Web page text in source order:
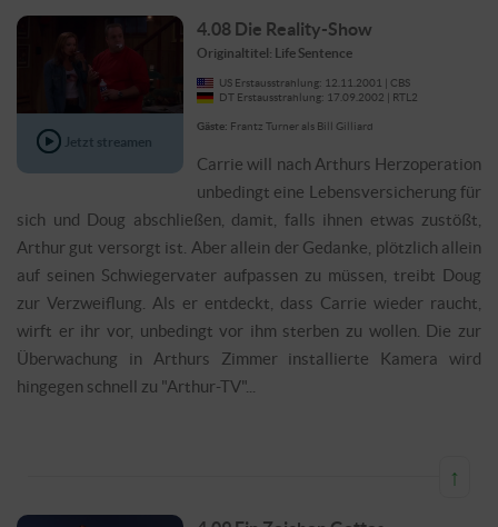
Jetzt streamen
4.08 Die Reality-Show
Originaltitel: Life Sentence
US Erstausstrahlung: 12.11.2001 | CBS
DT Erstausstrahlung: 17.09.2002 | RTL2
Gäste: Frantz Turner als Bill Gilliard
Carrie will nach Arthurs Herzoperation
unbedingt eine Lebensversicherung für
sich und Doug abschließen, damit, falls ihnen etwas zustößt,
Arthur gut versorgt ist. Aber allein der Gedanke, plötzlich allein
auf seinen Schwiegervater aufpassen zu müssen, treibt Doug
zur Verzweiflung. Als er entdeckt, dass Carrie wieder raucht,
wirft er ihr vor, unbedingt vor ihm sterben zu wollen. Die zur
Überwachung in Arthurs Zimmer installierte Kamera wird
hingegen schnell zu "Arthur-TV"...
↑